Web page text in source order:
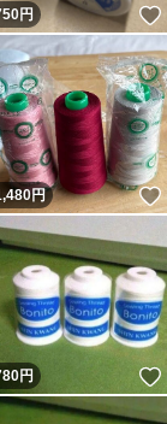
いね！
円
ね！
円
いね！
円